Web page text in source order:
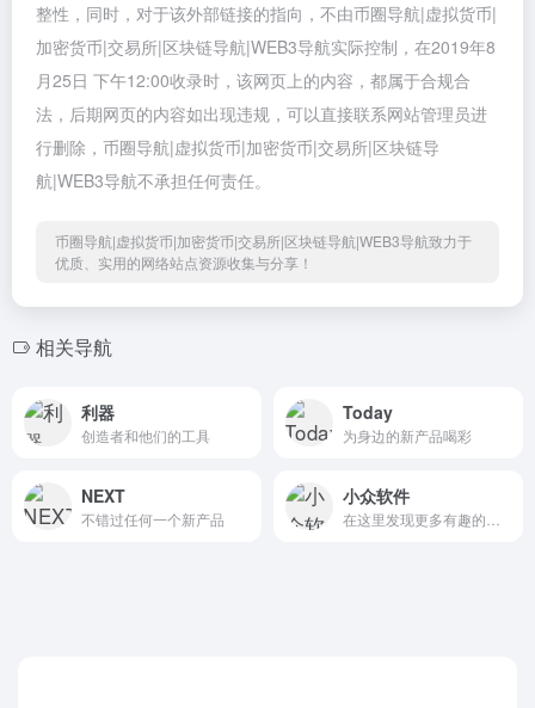
整性，同时，对于该外部链接的指向，不由币圈导航|虚拟货币|
加密货币|交易所|区块链导航|WEB3导航实际控制，在2019年8
月25日 下午12:00收录时，该网页上的内容，都属于合规合
法，后期网页的内容如出现违规，可以直接联系网站管理员进
行删除，币圈导航|虚拟货币|加密货币|交易所|区块链导
航|WEB3导航不承担任何责任。
币圈导航|虚拟货币|加密货币|交易所|区块链导航|WEB3导航致力于
优质、实用的网络站点资源收集与分享！
相关导航
利器
创造者和他们的工具
Today
为身边的新产品喝彩
NEXT
不错过任何一个新产品
小众软件